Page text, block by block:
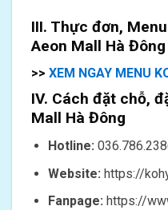
III. Thực đơn,
Aeon Mall Hà Đông
>> XEM NGAY MENU
IV. Cách đặt chỗ,
Mall Hà Đông
Hotline:
Website: https://
Fanpage: https://